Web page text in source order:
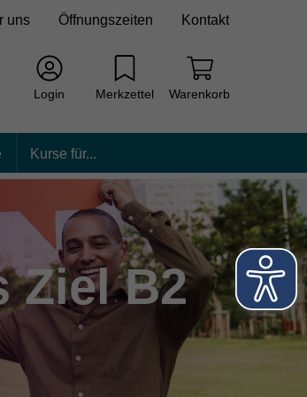
uns Öffnungszeiten Kontakt
Login Merkzettel Warenkorb
Kurse für...
Ziel B2